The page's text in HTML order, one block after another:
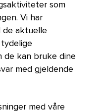
som
Vi har
de aktuelle
de kan bruke dine
med gjeldende
med våre